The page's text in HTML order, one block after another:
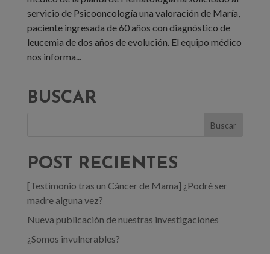
servicio de Psicooncología una valoración de María,
paciente ingresada de 60 años con diagnóstico de
leucemia de dos años de evolución. El equipo médico
nos informa...
BUSCAR
POST RECIENTES
[Testimonio tras un Cáncer de Mama] ¿Podré ser
madre alguna vez?
Nueva publicación de nuestras investigaciones
¿Somos invulnerables?